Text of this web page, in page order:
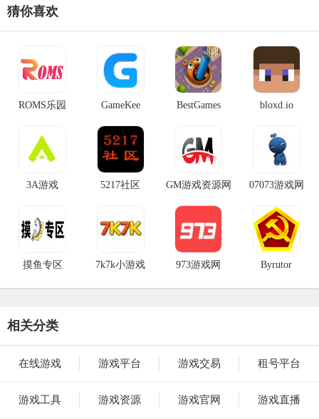
猜你喜欢
ROMS乐园 GameKee BestGames bloxd.io
3A游戏 5217社区 GM游戏资源网 07073游戏网
摸鱼专区 7k7k小游戏 973游戏网 Byrutor
相关分类
在线游戏 游戏平台 游戏交易 租号平台
游戏工具 游戏资源 游戏官网 游戏直播